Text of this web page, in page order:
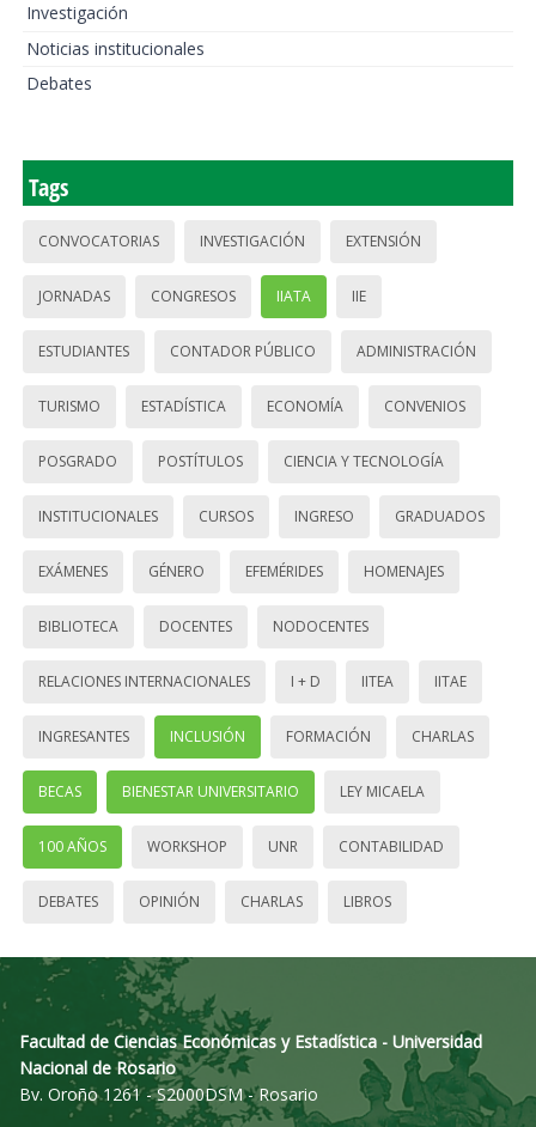
Investigación
Noticias institucionales
Debates
Tags
CONVOCATORIAS INVESTIGACIÓN EXTENSIÓN
JORNADAS CONGRESOS IIATA IIE
ESTUDIANTES CONTADOR PÚBLICO ADMINISTRACIÓN
TURISMO ESTADÍSTICA ECONOMÍA CONVENIOS
POSGRADO POSTÍTULOS CIENCIA Y TECNOLOGÍA
INSTITUCIONALES CURSOS INGRESO GRADUADOS
EXÁMENES GÉNERO EFEMÉRIDES HOMENAJES
BIBLIOTECA DOCENTES NODOCENTES
RELACIONES INTERNACIONALES I + D IITEA IITAE
INGRESANTES INCLUSIÓN FORMACIÓN CHARLAS
BECAS BIENESTAR UNIVERSITARIO LEY MICAELA
100 AÑOS WORKSHOP UNR CONTABILIDAD
DEBATES OPINIÓN CHARLAS LIBROS
Facultad de Ciencias Económicas y Estadística - Universidad
Nacional de Rosario
Bv. Oroño 1261 - S2000DSM - Rosario